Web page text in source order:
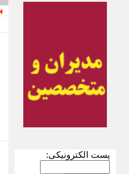
پست الکترونیکی: